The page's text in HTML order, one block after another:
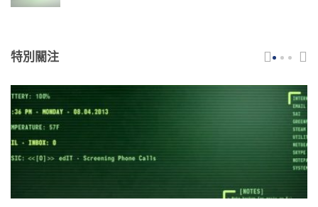
特別關注